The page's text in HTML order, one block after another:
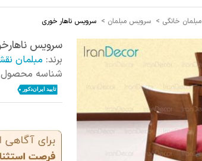
مبلمان خانگی > سرویس مبلمان > سرویس ناهار خوری
سرویس
برند: مبلمان
شناسه